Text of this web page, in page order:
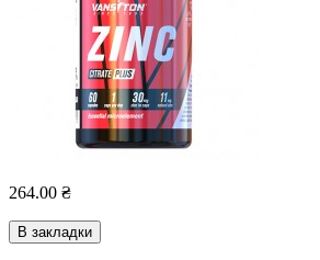
264.00 ₴
В закладки